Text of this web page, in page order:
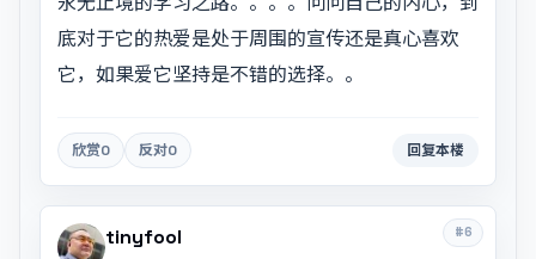
底对于它的热爱是处于周围的宣传还是真心喜欢
它，如果爱它坚持是不错的选择。。
欣赏0 反对0 回复本楼
#6
tinyfool